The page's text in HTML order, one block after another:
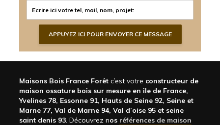
Maisons Bois France Forêt c’est votre constructeur de
maison ossature bois sur mesure en ile de France,
Yvelines 78, Essonne 91, Hauts de Seine 92, Seine et
Marne 77, Val de Marne 94, Val d’oise 95 et seine
saint denis 93. Découvrez nos références de maison